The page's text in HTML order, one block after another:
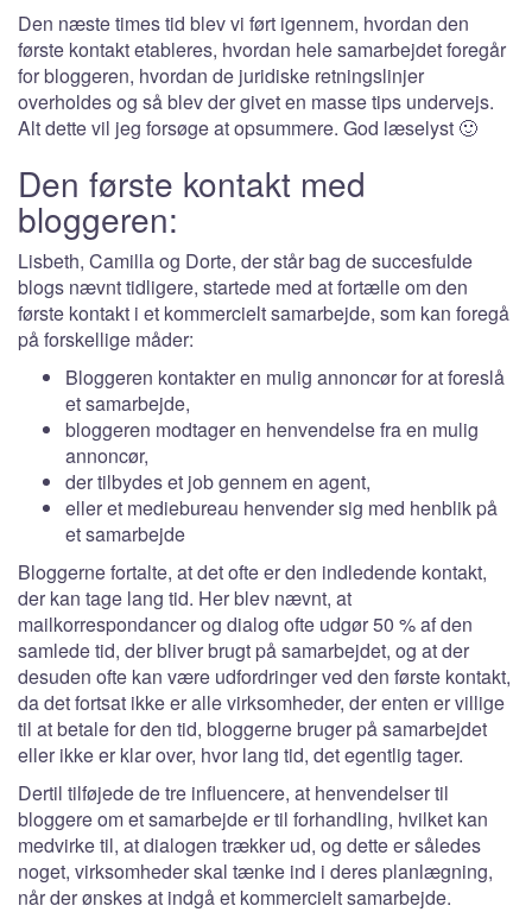
Den næste times tid blev vi ført igennem, hvordan den
første kontakt etableres, hvordan hele samarbejdet foregår
for bloggeren, hvordan de juridiske retningslinjer
overholdes og så blev der givet en masse tips undervejs.
Alt dette vil jeg forsøge at opsummere. God læselyst 🙂
Den første kontakt med
bloggeren:
Lisbeth, Camilla og Dorte, der står bag de succesfulde
blogs nævnt tidligere, startede med at fortælle om den
første kontakt i et kommercielt samarbejde, som kan foregå
på forskellige måder:
Bloggeren kontakter en mulig annoncør for at foreslå
et samarbejde,
bloggeren modtager en henvendelse fra en mulig
annoncør,
der tilbydes et job gennem en agent,
eller et mediebureau henvender sig med henblik på
et samarbejde
Bloggerne fortalte, at det ofte er den indledende kontakt,
der kan tage lang tid. Her blev nævnt, at
mailkorrespondancer og dialog ofte udgør 50 % af den
samlede tid, der bliver brugt på samarbejdet, og at der
desuden ofte kan være udfordringer ved den første kontakt,
da det fortsat ikke er alle virksomheder, der enten er villige
til at betale for den tid, bloggerne bruger på samarbejdet
eller ikke er klar over, hvor lang tid, det egentlig tager.
Dertil tilføjede de tre influencere, at henvendelser til
bloggere om et samarbejde er til forhandling, hvilket kan
medvirke til, at dialogen trækker ud, og dette er således
noget, virksomheder skal tænke ind i deres planlægning,
når der ønskes at indgå et kommercielt samarbejde.